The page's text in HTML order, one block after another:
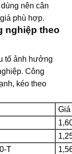
nên cân
phù hợp.
nghiệp theo
tố ảnh hưởng
Công
kéo theo
Giá
T